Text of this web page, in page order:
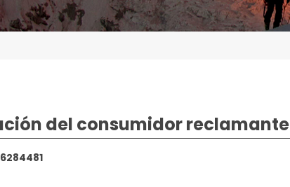
del consumidor reclamante